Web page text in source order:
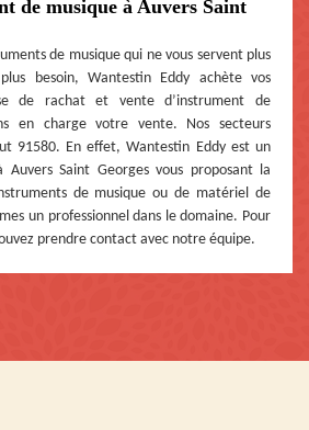
de musique à Auvers Saint
de musique qui ne vous servent plus
besoin, Wantestin Eddy achète vos
de rachat et vente d’instrument de
en charge votre vente. Nos secteurs
91580. En effet, Wantestin Eddy est un
Auvers Saint Georges vous proposant la
de musique ou de matériel de
un professionnel dans le domaine. Pour
prendre contact avec notre équipe.